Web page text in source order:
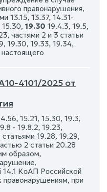
правонарушения,
13.15, 13.37, 14.31-
15.30, 19.30 19.4.3, 19.5,
частями 2 и 3 статьи
19.30, 19.33, 19.34,
4101/2025 от
15.21, 15.30, 19.3,
- 19.8.2, 19.23,
19.28, 19.29,
2 статьи 20.28
образом,
14.1 КоАП Российской
при